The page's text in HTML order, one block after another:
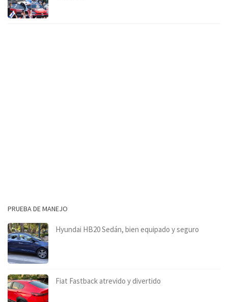
PRUEBA DE MANEJO
Hyundai HB20 Sedán, bien equipado y seguro
Fiat Fastback atrevido y divertido